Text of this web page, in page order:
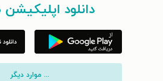
دانلود
... موارد دیگر